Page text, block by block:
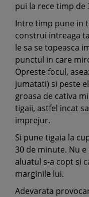
pui la rece timp de
Intre timp pune in
construi intreaga
le sa se topeasca
punctul in care
Opreste focul,
jumatati) si peste
groasa de cativa
tigaii, astfel incat
imprejur.
Si pune tigaia la
30 de minute. Nu
aluatul s-a copt si
marginile lui.
Adevarata